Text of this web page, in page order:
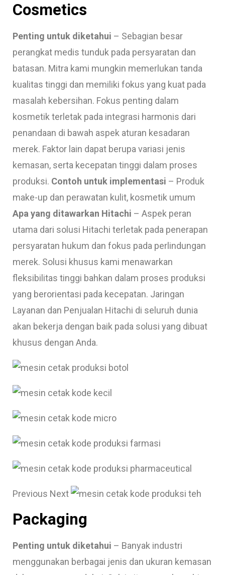
Cosmetics
Penting untuk diketahui – Sebagian besar
perangkat medis tunduk pada persyaratan dan
batasan. Mitra kami mungkin memerlukan tanda
kualitas tinggi dan memiliki fokus yang kuat pada
masalah kebersihan. Fokus penting dalam
kosmetik terletak pada integrasi harmonis dari
penandaan di bawah aspek aturan kesadaran
merek. Faktor lain dapat berupa variasi jenis
kemasan, serta kecepatan tinggi dalam proses
produksi. Contoh untuk implementasi – Produk
make-up dan perawatan kulit, kosmetik umum
Apa yang ditawarkan Hitachi – Aspek peran
utama dari solusi Hitachi terletak pada penerapan
persyaratan hukum dan fokus pada perlindungan
merek. Solusi khusus kami menawarkan
fleksibilitas tinggi bahkan dalam proses produksi
yang berorientasi pada kecepatan. Jaringan
Layanan dan Penjualan Hitachi di seluruh dunia
akan bekerja dengan baik pada solusi yang dibuat
khusus dengan Anda.
Previous Next
Packaging
Penting untuk diketahui – Banyak industri
menggunakan berbagai jenis dan ukuran kemasan